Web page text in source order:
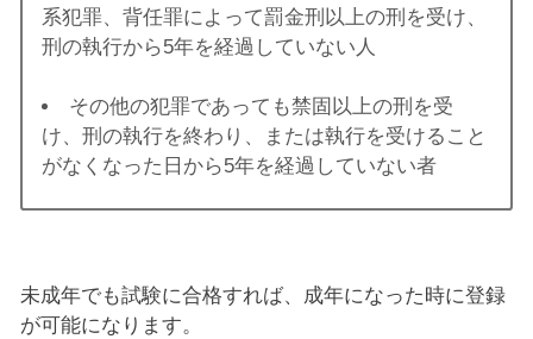
系犯罪、背任罪によって罰金刑以上の刑を受け、
刑の執行から5年を経過していない人
その他の犯罪であっても禁固以上の刑を受
け、刑の執行を終わり、または執行を受けること
がなくなった日から5年を経過していない者
未成年でも試験に合格すれば、成年になった時に登録
が可能になります。